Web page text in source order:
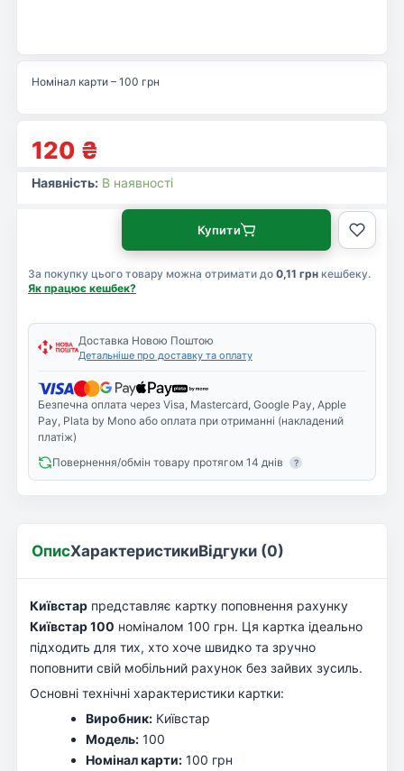
120 ₴
Номінал карти – 100 грн
Наявність: В наявності
За покупку цього товару можна отримати до 0,11 грн кешбеку.
Як працює кешбек?
Купити
Доставка Новою Поштою
Детальніше про доставку та оплату
Безпечна оплата через Visa, Mastercard, Google Pay, Apple
Pay, Plata by Mono або оплата при отриманні (накладений
платіж)
Повернення/обмін товару протягом 14 днів
?
ОписХарактеристикиВідгуки (0)
Київстар представляє картку поповнення рахунку
Київстар 100 номіналом 100 грн. Ця картка ідеально
підходить для тих, хто хоче швидко та зручно
поповнити свій мобільний рахунок без зайвих зусиль.
Основні технічні характеристики картки:
Виробник: Київстар
Модель: 100
Номінал карти: 100 грн